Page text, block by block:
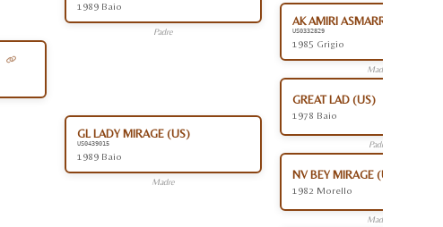
1989 Baio
Padre
AK AMIRI ASMARR (US)
US0332829
1985 Grigio
Madre
GL LADY MIRAGE (US)
US0439015
1989 Baio
Madre
GREAT LAD (US)
1978 Baio
Padre
NV BEY MIRAGE (US)
1982 Morello
Madre